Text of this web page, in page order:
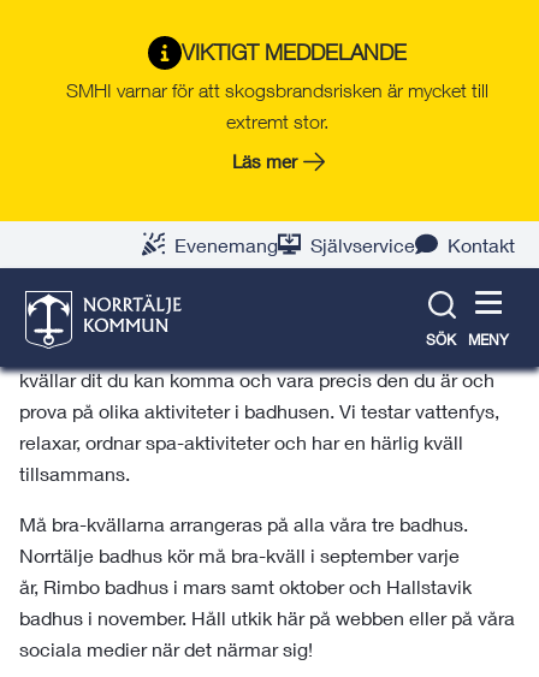
VIKTIGT MEDDELANDE
SMHI varnar för att skogsbrandsrisken är mycket till
extremt stor.
Läs mer
Evenemang Självservice Kontakt
SÖK MENY
Må bra-kväll
Må bra-kvällen är för dig mellan 12 och 17 år
och identifierar dig som tjej. Till må bra-kvällen
kostnadsfritt prova på olika aktiviteter i
badhusen.
Är du mellan 12 och 17 år och identifierar dig som tjej? Då
är du varmt välkommen till våra kostnadsfria må bra-
kvällar dit du kan komma och vara precis den du är och
prova på olika aktiviteter i badhusen. Vi testar vattenfys,
relaxar, ordnar spa-aktiviteter och har en härlig kväll
tillsammans.
Må bra-kvällarna arrangeras på alla våra tre badhus.
Norrtälje badhus kör må bra-kväll i september varje
år, Rimbo badhus i mars samt oktober och Hallstavik
badhus i november. Håll utkik här på webben eller på våra
sociala medier när det närmar sig!